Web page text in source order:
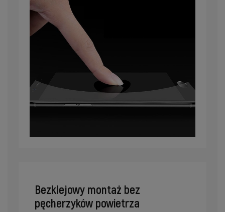
Bezklejowy montaż bez
pęcherzyków powietrza